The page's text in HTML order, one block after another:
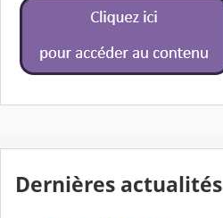
Dernières actualités